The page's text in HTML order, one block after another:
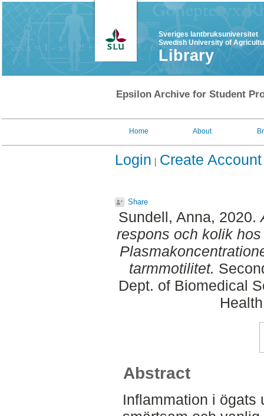
Sveriges lantbruksuniversitet
Swedish University of
Library
Epsilon Archive for Student
Home About
Login Create Account
Share
Sundell, Anna, 2020.
respons och kolik
tarmmotilitet.
Dept. of Biomedical
Abstract
Inflammation i ögats